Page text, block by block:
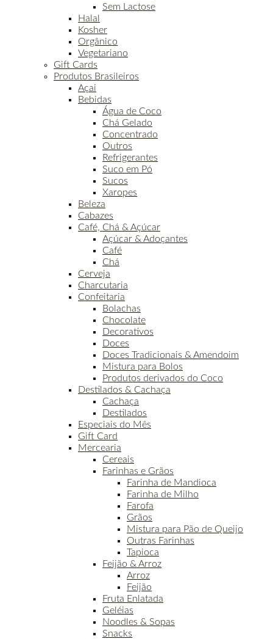
Sem Lactose
Halal
Kosher
Orgânico
Vegetariano
Gift Cards
Produtos Brasileiros
Açai
Bebidas
Água de Coco
Chá Gelado
Concentrado
Outros
Refrigerantes
Suco em Pó
Sucos
Xaropes
Beleza
Cabazes
Café, Chá & Açúcar
Açúcar & Adoçantes
Café
Chá
Cerveja
Charcutaria
Confeitaria
Bolachas
Chocolate
Decorativos
Doces
Doces Tradicionais & Amendoim
Mistura para Bolos
Produtos derivados do Coco
Destilados & Cachaça
Cachaça
Destilados
Especiais do Mês
Gift Card
Mercearia
Cereais
Farinhas e Grãos
Farinha de Mandioca
Farinha de Milho
Farofa
Grãos
Mistura para Pão de Queijo
Outras Farinhas
Tapioca
Feijão & Arroz
Arroz
Feijão
Fruta Enlatada
Geléias
Noodles & Sopas
Snacks